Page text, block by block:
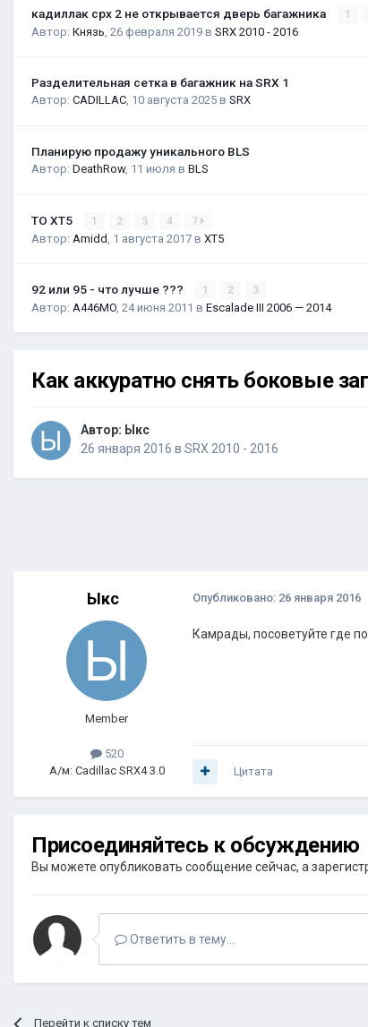
кадиллак срх 2 не открывается дверь багажника 1
Автор: Князь 26 февраля 2019 в SRX 2010 - 2016
Разделительная сетка в багажник на SRX 1
Автор: CADILLAC 10 августа 2025 в SRX
Планирую продажу уникального BLS
Автор: DeathRow, 11 июля в BLS
ТО XT5 1 2 3 4 7
Автор: Amidd 1 августа 2017 в XT5
92 или 95 - что лучше ??? 1 2 3
Автор: A446MO 24 июня 2011 в Escalade III 2006 — 2014
Как аккуратно снять боковые
Автор: Ыкс
26 января 2016 в SRX 2010 - 2016
Ыкс
Member
520
А/м: Cadillac SRX4 3.0
Опубликовано: 26 января 2016
Камрады, посоветуйте где
Цитата
Присоединяйтесь к обсуждению
Вы можете опубликовать сообщение сейчас, а
Ответить в тему...
Перейти к списку тем